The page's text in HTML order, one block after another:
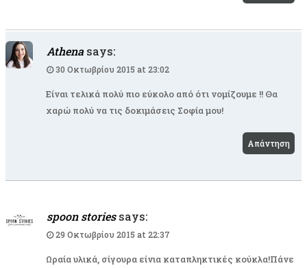
Athena says:
30 Οκτωβρίου 2015 at 23:02
Είναι τελικά πολύ πιο εύκολο από ότι νομίζουμε !! Θα
χαρώ πολύ να τις δοκιμάσεις Σοφία μου!
Απάντηση
spoon stories says:
29 Οκτωβρίου 2015 at 22:37
Ωραία υλικά, σίγουρα είνια καταπληκτικές κούκλα!Πάνε